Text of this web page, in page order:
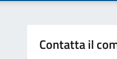
Contatta il